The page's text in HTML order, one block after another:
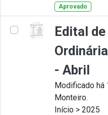
Aprovado
Edital
- Abril
Modificado há
Monteiro.
Início > 2025